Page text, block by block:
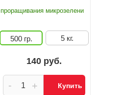
проращивания микрозелени
500 гр. 5 кг.
140 руб.
+
- Купить